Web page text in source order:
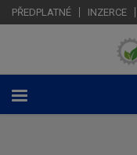
PŘEDPLATNÉ INZERCE